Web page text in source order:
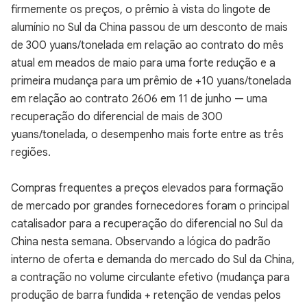
firmemente os preços, o prêmio à vista do lingote de
alumínio no Sul da China passou de um desconto de mais
de 300 yuans/tonelada em relação ao contrato do mês
atual em meados de maio para uma forte redução e a
primeira mudança para um prêmio de +10 yuans/tonelada
em relação ao contrato 2606 em 11 de junho — uma
recuperação do diferencial de mais de 300
yuans/tonelada, o desempenho mais forte entre as três
regiões.
Compras frequentes a preços elevados para formação
de mercado por grandes fornecedores foram o principal
catalisador para a recuperação do diferencial no Sul da
China nesta semana. Observando a lógica do padrão
interno de oferta e demanda do mercado do Sul da China,
a contração no volume circulante efetivo (mudança para
produção de barra fundida + retenção de vendas pelos